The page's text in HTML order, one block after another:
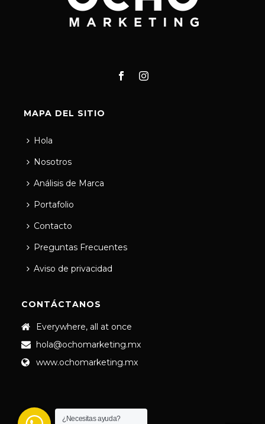
MAPA DEL SITIO
Hola
Nosotros
Análisis de Marca
Portafolio
Contacto
Preguntas Frecuentes
Aviso de privacidad
CONTÁCTANOS
Everywhere, all at once
hola@ochomarketing.mx
www.ochomarketing.mx
¿Necesitas ayuda?